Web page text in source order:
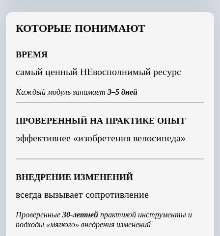
КОТОРЫЕ ПОНИМАЮТ
ВРЕМЯ
самый ценный НЕвосполнимый ресурс
Каждый модуль занимает 3–5 дней
ПРОВЕРЕННЫЙ НА ПРАКТИКЕ ОПЫТ
эффективнее «изобретения велосипеда»
ВНЕДРЕНИЕ ИЗМЕНЕНИЙ
всегда вызывает сопротивление
Проверенные 30-летней практикой инструменты и
подходы «мягкого» внедрения изменений